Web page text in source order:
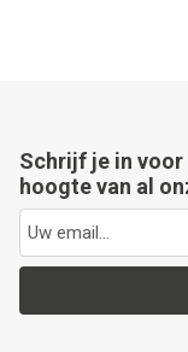
Schrijf je in
hoogte van al